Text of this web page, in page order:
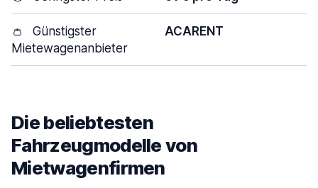
👛
Günstigster
Mietewagenanbieter
ACARENT
Die beliebtesten
Fahrzeugmodelle von
Mietwagenfirmen